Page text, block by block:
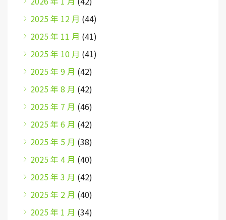
2025 年 12 月 (44)
2025 年 11 月 (41)
2025 年 10 月 (41)
2025 年 9 月 (42)
2025 年 8 月 (42)
2025 年 7 月 (46)
2025 年 6 月 (42)
2025 年 5 月 (38)
2025 年 4 月 (40)
2025 年 3 月 (42)
2025 年 2 月 (40)
2025 年 1 月 (34)